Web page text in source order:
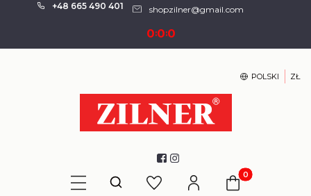
+48 665 490 401 shopzilner@gmail.com
0:0:0
POLSKI ZŁ
Otwórz wyszukiwarkę Produkty w